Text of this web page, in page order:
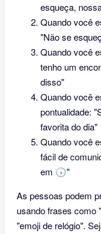
esqueça,
Quando você
"Não se
Quando você
tenho um
disso"
Quando você
pontualidade:
favorita do dia"
Quando você
fácil de
em 🕟"
As pessoas podem
usando frases como
"emoji de relógio".